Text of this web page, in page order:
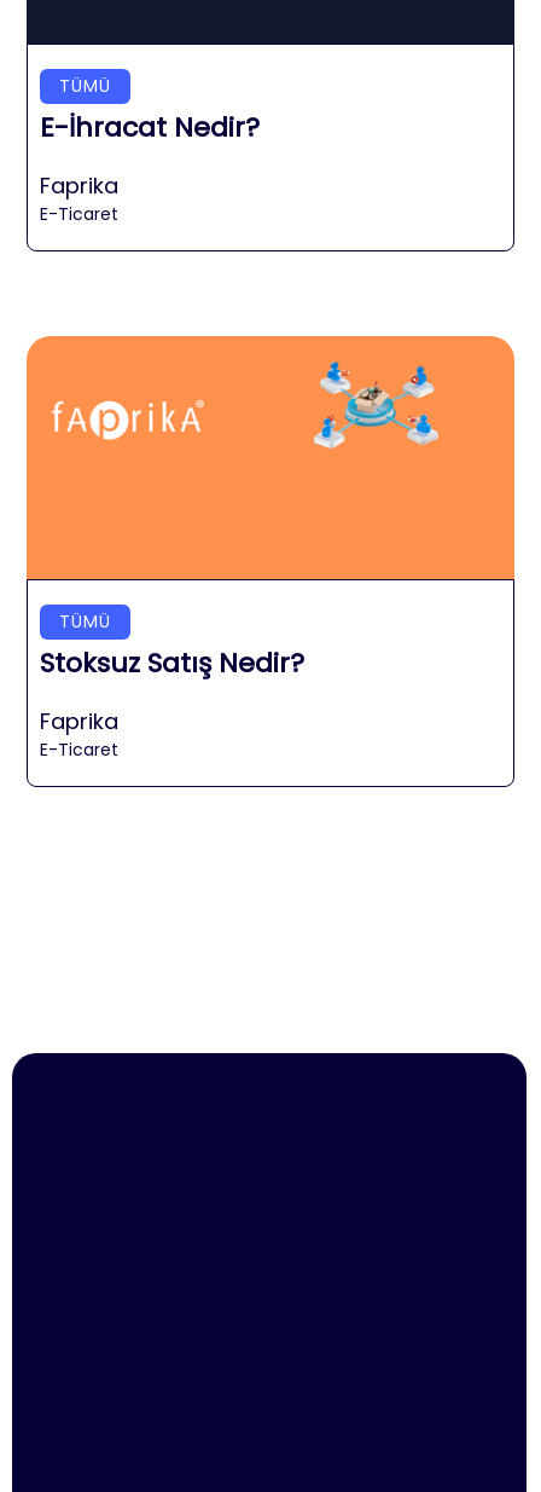
TÜMÜ
E-İhracat Nedir?
Faprika
E-Ticaret
TÜMÜ
Stoksuz Satış Nedir?
Faprika
E-Ticaret